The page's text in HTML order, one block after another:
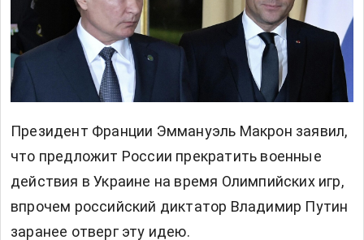
Президент Франции Эммануэль Макрон заявил,
что предложит России прекратить военные
действия в Украине на время Олимпийских игр,
впрочем российский диктатор Владимир Путин
заранее отверг эту идею.